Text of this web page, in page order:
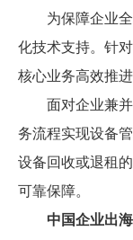
为保障企业
化技术支持。针
核心业务高效推进
面对企业兼
务流程实现设备
设备回收或退租
可靠保障。
中国企业出海